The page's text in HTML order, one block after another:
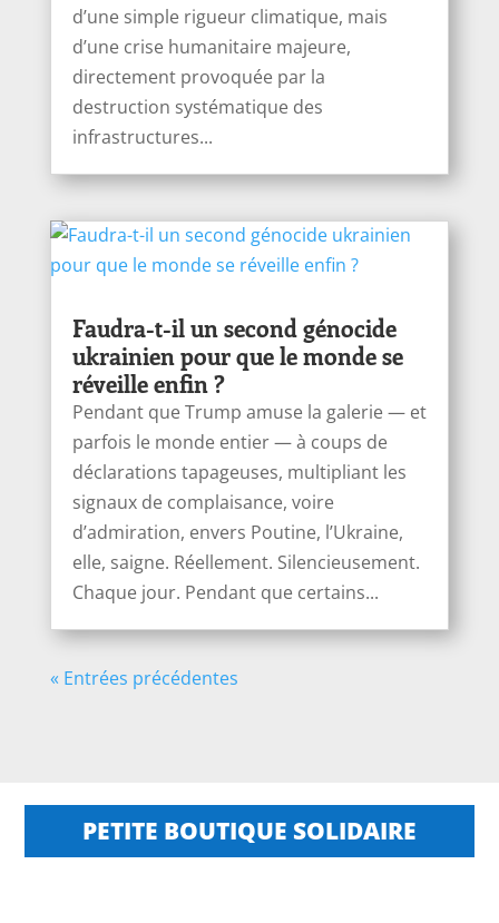
d’une simple rigueur climatique, mais
d’une crise humanitaire majeure,
directement provoquée par la
destruction systématique des
infrastructures...
Faudra-t-il un second génocide
ukrainien pour que le monde se
réveille enfin ?
Pendant que Trump amuse la galerie — et
parfois le monde entier — à coups de
déclarations tapageuses, multipliant les
signaux de complaisance, voire
d’admiration, envers Poutine, l’Ukraine,
elle, saigne. Réellement. Silencieusement.
Chaque jour. Pendant que certains...
« Entrées précédentes
PETITE BOUTIQUE SOLIDAIRE